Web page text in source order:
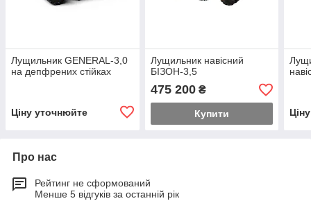
Лущильник GENERAL-3,0
на депфрених стійках
Ціну уточнюйте
Лущильник навісний
БІЗОН-3,5
475 200₴
Купити
Про нас
Рейтинг не сформований
Менше 5 відгуків за останній рік